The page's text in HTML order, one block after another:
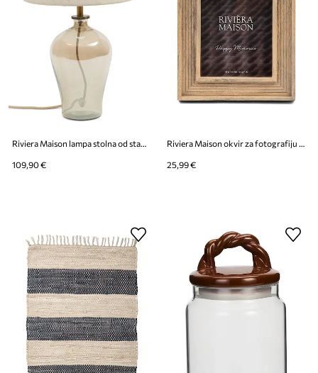
Riviera Maison lampa stolna od stakla 25 x 46 cm
109,90 €
Riviera Maison okvir za fotografiju ukrasni od mangovog drveta 24 x 19 x 2,5 cm
25,99 €